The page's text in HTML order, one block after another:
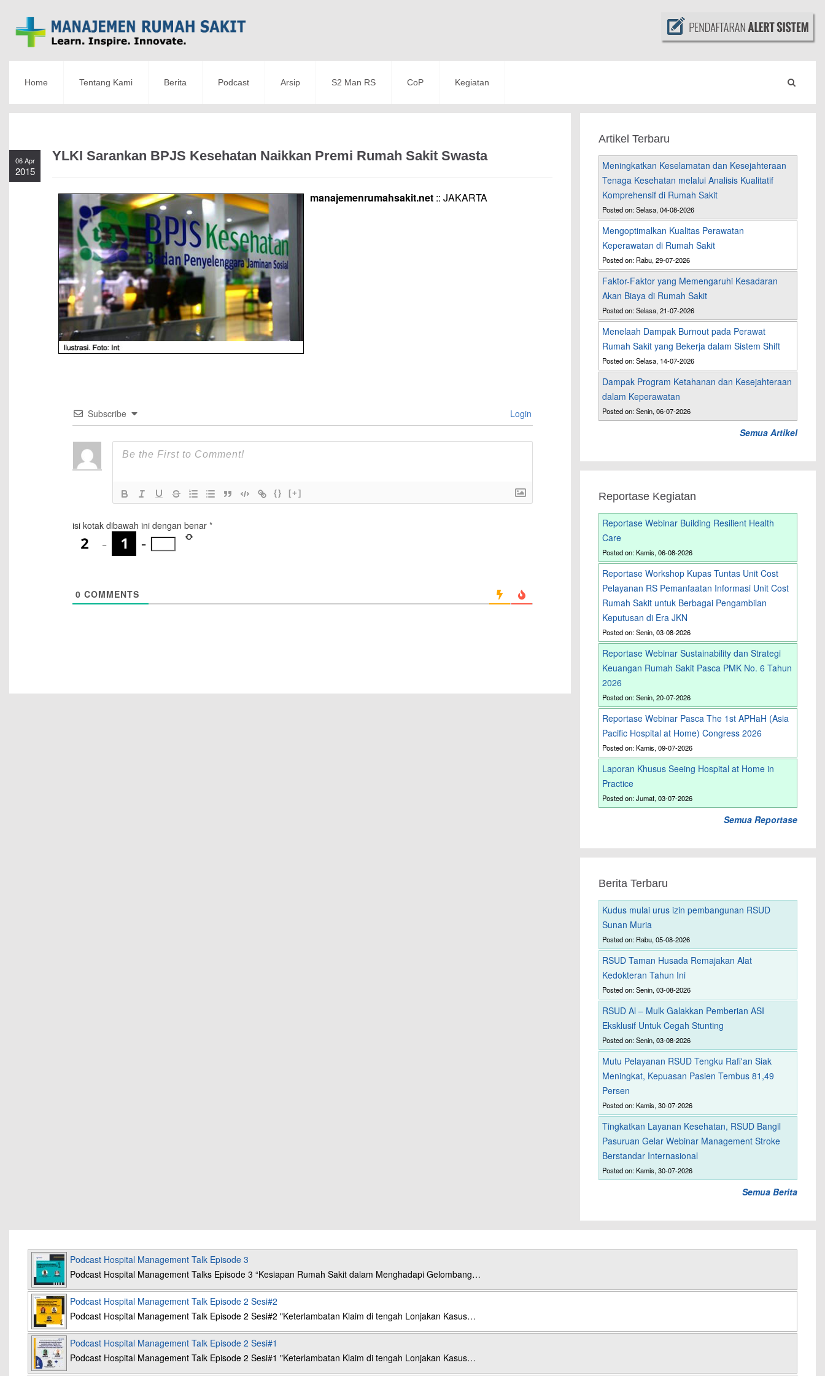
Home Tentang Kami Berita Podcast Arsip S2 Man RS CoP Kegiatan
06 Apr
2015
YLKI Sarankan BPJS Kesehatan Naikkan Premi Rumah Sakit Swasta
manajemenrumahsakit.net :: JAKARTA
Subscribe Login
{} [+]
isi kotak dibawah ini dengan benar*
−
=
0 COMMENTS
Artikel Terbaru
Meningkatkan Keselamatan dan Kesejahteraan
Tenaga Kesehatan melalui Analisis Kualitatif
Komprehensif di Rumah Sakit
Posted on: Selasa, 04-08-2026
Mengoptimalkan Kualitas Perawatan
Keperawatan di Rumah Sakit
Posted on: Rabu, 29-07-2026
Faktor-Faktor yang Memengaruhi Kesadaran
Akan Biaya di Rumah Sakit
Posted on: Selasa, 21-07-2026
Menelaah Dampak Burnout pada Perawat
Rumah Sakit yang Bekerja dalam Sistem Shift
Posted on: Selasa, 14-07-2026
Dampak Program Ketahanan dan Kesejahteraan
dalam Keperawatan
Posted on: Senin, 06-07-2026
Semua Artikel
Reportase Kegiatan
Reportase Webinar Building Resilient Health
Care
Posted on: Kamis, 06-08-2026
Reportase Workshop Kupas Tuntas Unit Cost
Pelayanan RS Pemanfaatan Informasi Unit Cost
Rumah Sakit untuk Berbagai Pengambilan
Keputusan di Era JKN
Posted on: Senin, 03-08-2026
Reportase Webinar Sustainability dan Strategi
Keuangan Rumah Sakit Pasca PMK No. 6 Tahun
2026
Posted on: Senin, 20-07-2026
Reportase Webinar Pasca The 1st APHaH (Asia
Pacific Hospital at Home) Congress 2026
Posted on: Kamis, 09-07-2026
Laporan Khusus Seeing Hospital at Home in
Practice
Posted on: Jumat, 03-07-2026
Semua Reportase
Berita Terbaru
Kudus mulai urus izin pembangunan RSUD
Sunan Muria
Posted on: Rabu, 05-08-2026
RSUD Taman Husada Remajakan Alat
Kedokteran Tahun Ini
Posted on: Senin, 03-08-2026
RSUD Al – Mulk Galakkan Pemberian ASI
Eksklusif Untuk Cegah Stunting
Posted on: Senin, 03-08-2026
Mutu Pelayanan RSUD Tengku Rafi'an Siak
Meningkat, Kepuasan Pasien Tembus 81,49
Persen
Posted on: Kamis, 30-07-2026
Tingkatkan Layanan Kesehatan, RSUD Bangil
Pasuruan Gelar Webinar Management Stroke
Berstandar Internasional
Posted on: Kamis, 30-07-2026
Semua Berita
Podcast Hospital Management Talk Episode 3
Podcast Hospital Management Talks Episode 3 “Kesiapan Rumah Sakit dalam Menghadapi Gelombang…
Podcast Hospital Management Talk Episode 2 Sesi#2
Podcast Hospital Management Talk Episode 2 Sesi#2 "Keterlambatan Klaim di tengah Lonjakan Kasus…
Podcast Hospital Management Talk Episode 2 Sesi#1
Podcast Hospital Management Talk Episode 2 Sesi#1 "Keterlambatan Klaim di tengah Lonjakan Kasus…